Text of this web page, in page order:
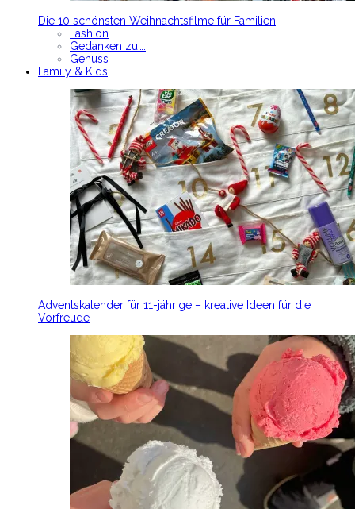
Die 10 schönsten Weihnachtsfilme für Familien
Fashion
Gedanken zu….
Genuss
Family & Kids
Adventskalender für 11-jährige – kreative Ideen für die
Vorfreude